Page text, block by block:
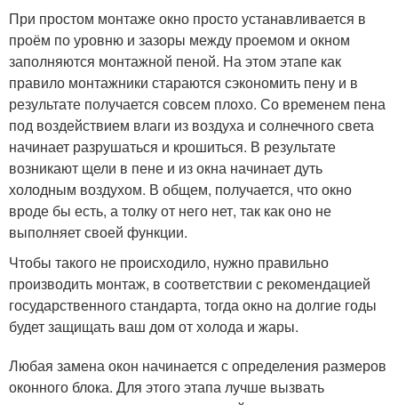
При простом монтаже окно просто устанавливается в
проём по уровню и зазоры между проемом и окном
заполняются монтажной пеной. На этом этапе как
правило монтажники стараются сэкономить пену и в
результате получается совсем плохо. Со временем пена
под воздействием влаги из воздуха и солнечного света
начинает разрушаться и крошиться. В результате
возникают щели в пене и из окна начинает дуть
холодным воздухом. В общем, получается, что окно
вроде бы есть, а толку от него нет, так как оно не
выполняет своей функции.
Чтобы такого не происходило, нужно правильно
производить монтаж, в соответствии с рекомендацией
государственного стандарта, тогда окно на долгие годы
будет защищать ваш дом от холода и жары.
Любая замена окон начинается с определения размеров
оконного блока. Для этого этапа лучше вызвать